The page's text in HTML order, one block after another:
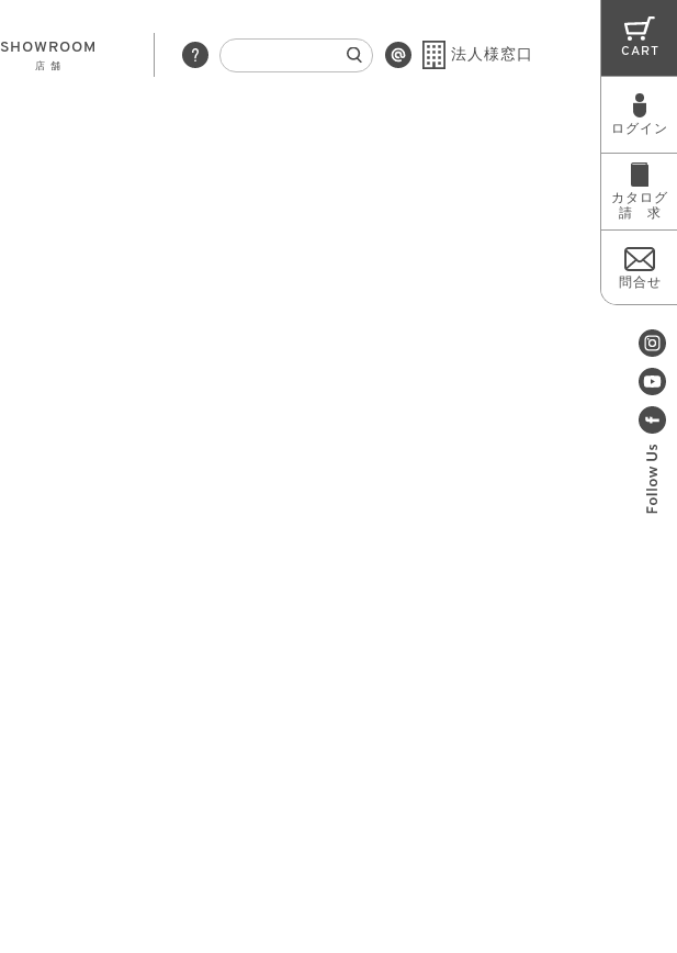
SHOWROOM
店 舗
法人様窓口 CART
ログイン
カタログ
請 求
問合せ